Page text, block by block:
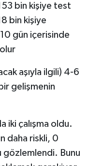
bin kişiye test
bin kişiye
gün içerisinde
aşıyla ilgili) 4-6
gelişmenin
iki çalışma oldu.
daha riskli, 0
gözlemlendi. Bunu